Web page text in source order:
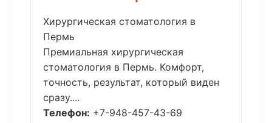
Хирургическая стоматология в
Пермь
Премиальная хирургическая
стоматология в Пермь. Комфорт,
точность, результат, который виден
сразу....
Телефон: +7-948-457-43-69